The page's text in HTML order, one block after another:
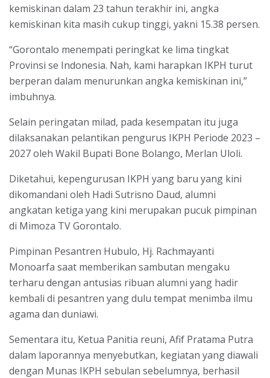
kemiskinan dalam 23 tahun terakhir ini, angka
kemiskinan kita masih cukup tinggi, yakni 15.38 persen.
“Gorontalo menempati peringkat ke lima tingkat
Provinsi se Indonesia. Nah, kami harapkan IKPH turut
berperan dalam menurunkan angka kemiskinan ini,”
imbuhnya.
Selain peringatan milad, pada kesempatan itu juga
dilaksanakan pelantikan pengurus IKPH Periode 2023 –
2027 oleh Wakil Bupati Bone Bolango, Merlan Uloli.
Diketahui, kepengurusan IKPH yang baru yang kini
dikomandani oleh Hadi Sutrisno Daud, alumni
angkatan ketiga yang kini merupakan pucuk pimpinan
di Mimoza TV Gorontalo.
Pimpinan Pesantren Hubulo, Hj. Rachmayanti
Monoarfa saat memberikan sambutan mengaku
terharu dengan antusias ribuan alumni yang hadir
kembali di pesantren yang dulu tempat menimba ilmu
agama dan duniawi.
Sementara itu, Ketua Panitia reuni, Afif Pratama Putra
dalam laporannya menyebutkan, kegiatan yang diawali
dengan Munas IKPH sebulan sebelumnya, berhasil